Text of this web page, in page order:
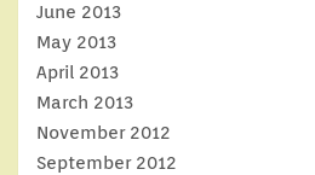
June 2013
May 2013
April 2013
March 2013
November 2012
September 2012